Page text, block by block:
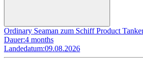
Ordinary Seaman zum Schiff Product
Dauer:4 months
Landedatum:09.08.2026